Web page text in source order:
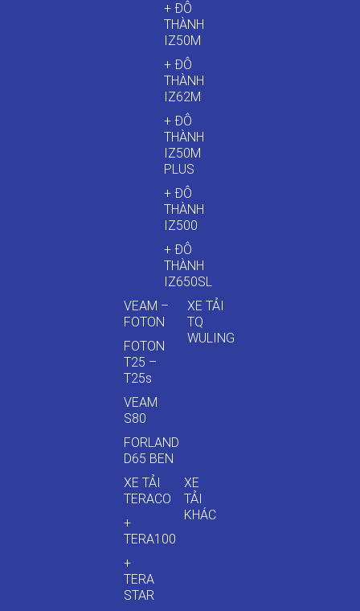
+ ĐÔ
THÀNH
IZ50M
+ ĐÔ
THÀNH
IZ62M
+ ĐÔ
THÀNH
IZ50M
PLUS
+ ĐÔ
THÀNH
IZ500
+ ĐÔ
THÀNH
IZ650SL
VEAM –
FOTON
FOTON
T25 –
T25s
VEAM
S80
FORLAND
D65 BEN
XE TẢI
TQ
WULING
XE TẢI
TERACO
+
TERA100
+
TERA
STAR
XE
TẢI
KHÁC